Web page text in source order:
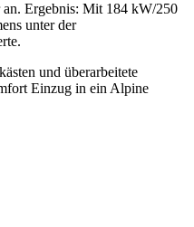
an. Ergebnis: Mit 184 kW/250
unter der
und überarbeitete
Einzug in ein Alpine